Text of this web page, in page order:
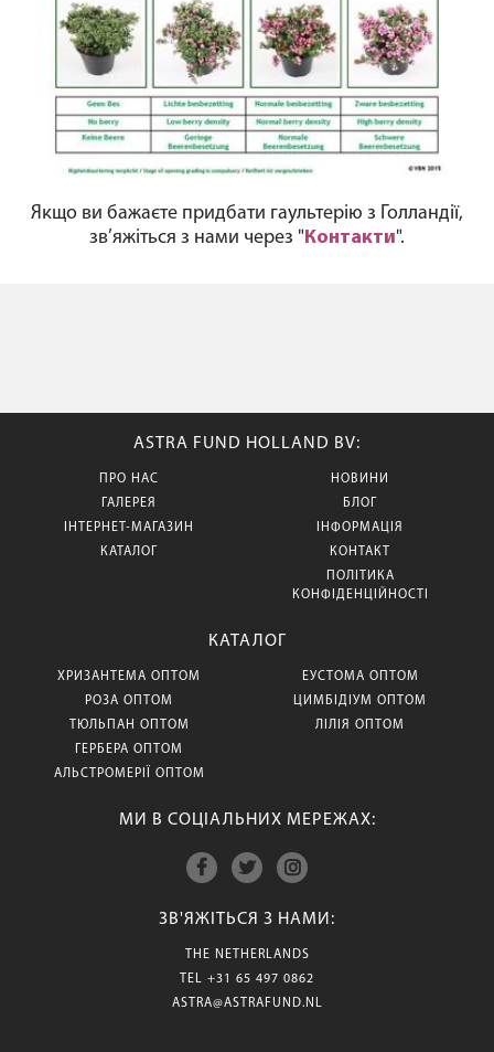
Якщо ви бажаєте придбати гаультерію з Голландії,
зв’яжіться з нами через " Контакти".
ASTRA FUND HOLLAND BV:
ПРО НАС
ГАЛЕРЕЯ
ІНТЕРНЕТ-МАГАЗИН
КАТАЛОГ
НОВИНИ
БЛОГ
ІНФОРМАЦІЯ
КОНТАКТ
ПОЛІТИКА
КОНФІДЕНЦІЙНОСТІ
КАТАЛОГ
ХРИЗАНТЕМА ОПТОМ
РОЗА ОПТОМ
ТЮЛЬПАН ОПТОМ
ГЕРБЕРА ОПТОМ
АЛЬСТРОМЕРІЇ ОПТОМ
ЕУСТОМА ОПТОМ
ЦИМБІДІУМ ОПТОМ
ЛІЛІЯ ОПТОМ
МИ В СОЦІАЛЬНИХ МЕРЕЖАХ:
ЗВ'ЯЖІТЬСЯ З НАМИ:
THE NETHERLANDS
TEL +31 65 497 0862
ASTRA@ASTRAFUND.NL